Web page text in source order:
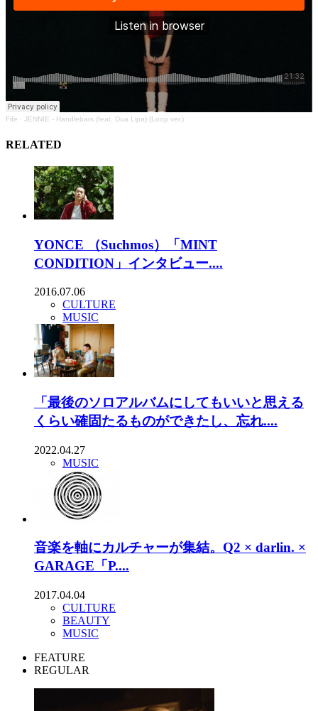
Fife · JENNIE - Handlebars (feat. Dua Lipa) (Loop ver.)
RELATED
YONCE （Suchmos）「MINT
CONDITION」インタビュー....
2016.07.06
CULTURE
MUSIC
「最後のソロアルバムにしてもいいと思える
くらい確固たるものができたし、忘れ....
2022.04.27
MUSIC
音楽を軸にカルチャーが集結。Q2 × darlin. ×
GARAGE「P....
2017.04.04
CULTURE
BEAUTY
MUSIC
FEATURE
REGULAR